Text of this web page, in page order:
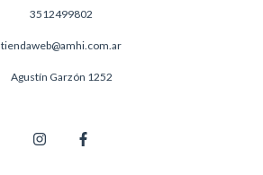
3512499802
tiendaweb@amhi.com.ar
Agustín Garzón 1252